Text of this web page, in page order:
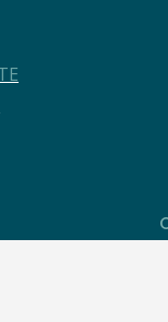
à la Mobilité